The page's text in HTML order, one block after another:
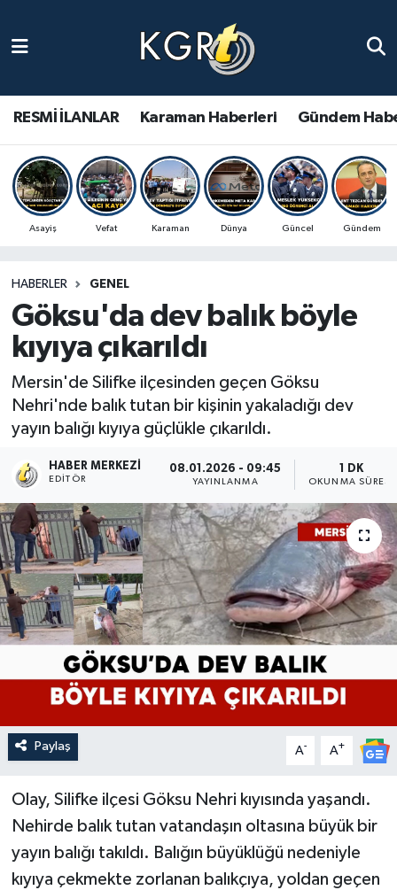
RESMİ İLANLAR Karaman Haberleri Gündem
Asayiş Vefat Karaman Dünya Güncel Gündem
HABERLER GENEL
Göksu'da dev balık böyle
kıyıya çıkarıldı
Mersin'de Silifke ilçesinden geçen Göksu
Nehri'nde balık tutan bir kişinin yakaladığı dev
yayın balığı kıyıya güçlükle çıkarıldı.
HABER MERKEZI
EDITÖR
08.01.2026 - 09:45
YAYINLANMA
1 DK
OKUNMA SÜRESI
Paylaş A- A+
Olay, Silifke ilçesi Göksu Nehri kıyısında yaşandı.
Nehirde balık tutan vatandaşın oltasına büyük bir
yayın balığı takıldı. Balığın büyüklüğü nedeniyle
kıyıya çekmekte zorlanan balıkçıya, yoldan geçen
Gündem Haberleri
Güncel Haberler
Spor Haberleri
Ulusal Haberler
Vefat Edenler